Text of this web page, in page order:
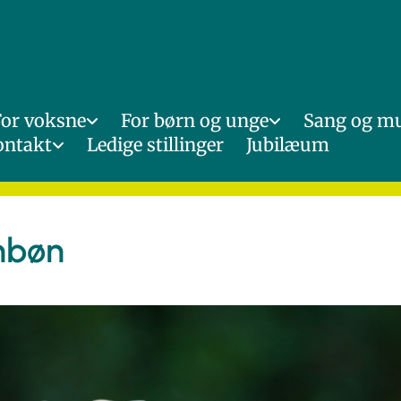
voksne For børn og unge
Sang og
Ledige stillinger Jubilæum